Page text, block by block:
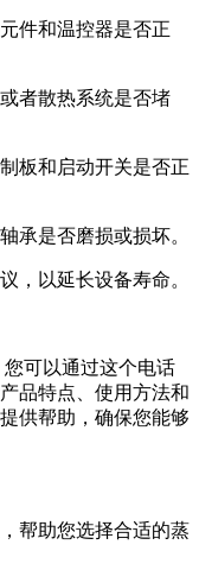
件和温控器是否正
者散热系统是否堵
板和启动开关是否正
承是否磨损或损坏。
，以延长设备寿命。
您可以通过这个电话
品特点、使用方法和
供帮助，确保您能够
帮助您选择合适的蒸